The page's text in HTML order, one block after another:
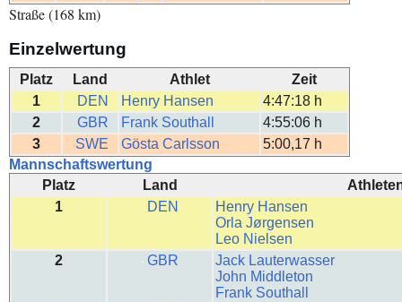
Straße (168 km)
Einzelwertung
Platz Land Athlet
Zeit
1
DEN Henry Hansen
4:47:18 h
2
GBR Frank Southall
4:55:06 h
3
SWE Gösta Carlsson
5:00,17 h
Mannschaftswertung
Platz
Land
1
DEN
Henry Hansen
Orla Jørgensen
Leo Nielsen
2
GBR
Jack Lauterwasser
John Middleton
Frank Southall